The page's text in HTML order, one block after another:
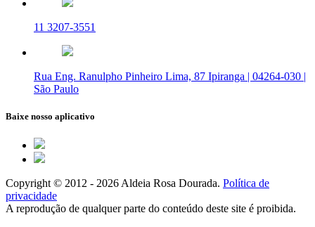
11 3207-3551
Rua Eng. Ranulpho Pinheiro Lima, 87 Ipiranga | 04264-030 |
São Paulo
Baixe nosso aplicativo
Copyright © 2012 - 2026 Aldeia Rosa Dourada. Política de
privacidade
A reprodução de qualquer parte do conteúdo deste site é proibida.